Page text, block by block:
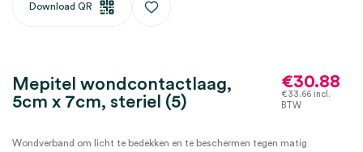
Download QR
Mepitel wondcontactlaag,
5cm x 7cm, steriel (5)
€30.88
€33.66 incl.
BTW
Wondverband om licht te bedekken en te beschermen tegen matig